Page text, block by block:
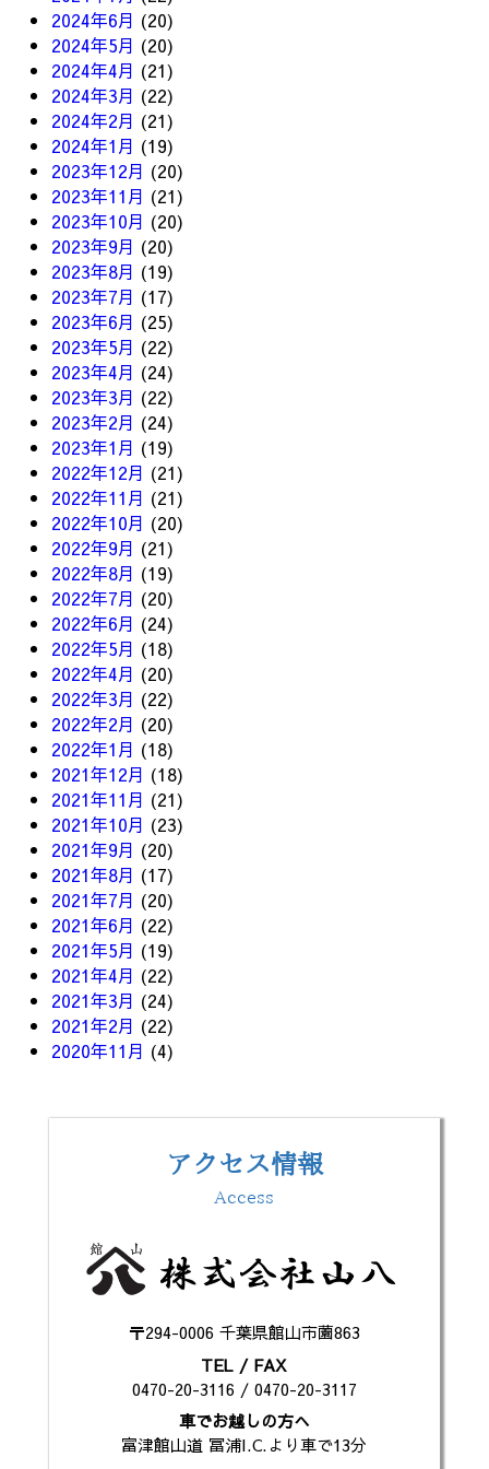
2024年6月 (20)
2024年5月 (20)
2024年4月 (21)
2024年3月 (22)
2024年2月 (21)
2024年1月 (19)
2023年12月 (20)
2023年11月 (21)
2023年10月 (20)
2023年9月 (20)
2023年8月 (19)
2023年7月 (17)
2023年6月 (25)
2023年5月 (22)
2023年4月 (24)
2023年3月 (22)
2023年2月 (24)
2023年1月 (19)
2022年12月 (21)
2022年11月 (21)
2022年10月 (20)
2022年9月 (21)
2022年8月 (19)
2022年7月 (20)
2022年6月 (24)
2022年5月 (18)
2022年4月 (20)
2022年3月 (22)
2022年2月 (20)
2022年1月 (18)
2021年12月 (18)
2021年11月 (21)
2021年10月 (23)
2021年9月 (20)
2021年8月 (17)
2021年7月 (20)
2021年6月 (22)
2021年5月 (19)
2021年4月 (22)
2021年3月 (24)
2021年2月 (22)
2020年11月 (4)
アクセス情報
Access
〒294-0006 千葉県館山市薗863
TEL / FAX
0470-20-3116 / 0470-20-3117
車でお越しの方へ
富津館山道 冨浦I.C.より車で13分